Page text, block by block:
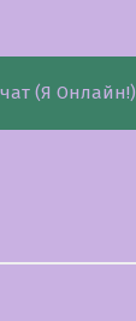
(Я Онлайн!)